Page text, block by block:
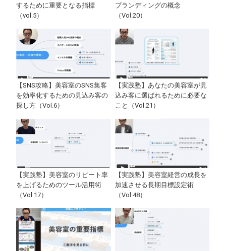
するために重要となる指標
（vol.5）
ブランディングの概念
（Vol.20）
【SNS攻略】美容室のSNS集客
を効率化するための見込み客の
探し方（Vol.6）
【実践塾】あなたの美容室が見
込み客に選ばれるために必要な
こと（Vol.21）
【実践塾】美容室のリピート率
を上げるためのツール活用術
（Vol.17）
【実践塾】美容室経営の成長を
加速させる長期目標設定術
（Vol.48）